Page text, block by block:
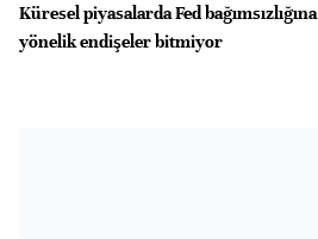
Küresel piyasalarda Fed bağımsızlığına
yönelik endişeler bitmiyor